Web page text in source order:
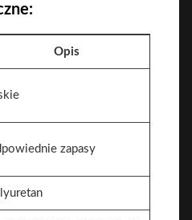
Opis
zapasy